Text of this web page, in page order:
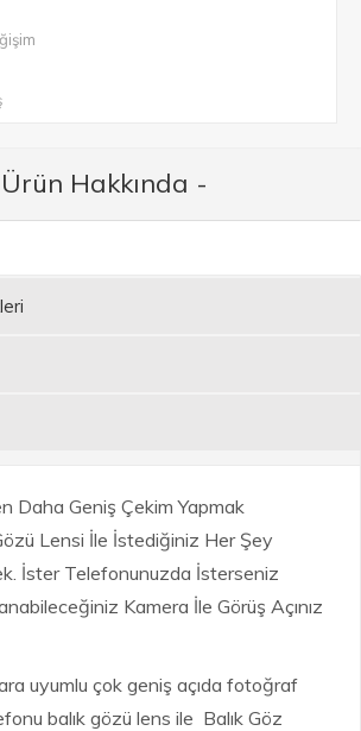
Hakkında -
Daha Geniş Çekim Yapmak
Lensi İle İstediğiniz Her Şey
İster Telefonunuzda İsterseniz
Kamera İle Görüş Açınız
uyumlu çok geniş açıda fotoğraf
balık gözü lens ile Balık Göz